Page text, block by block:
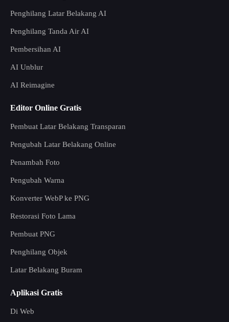
Penghilang Latar Belakang AI
Penghilang Tanda Air AI
Pembersihan AI
AI Unblur
AI Reimagine
Editor Online Gratis
Pembuat Latar Belakang Transparan
Pengubah Latar Belakang Online
Penambah Foto
Pengubah Warna
Konverter WebP ke PNG
Restorasi Foto Lama
Pembuat PNG
Penghilang Objek
Latar Belakang Buram
Aplikasi Gratis
Di Web